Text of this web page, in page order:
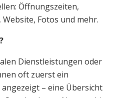
Öffnungszeiten,
Fotos und mehr.
Dienstleistungen oder
oft zuerst ein
angezeigt – eine Übersicht